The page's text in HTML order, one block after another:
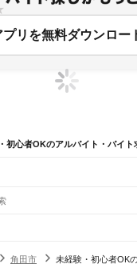
プリを無料ダウンロー
初心者OKのアルバイト・バイト
OK 役所 宮城県 未経験・初心者
角田市 未経験・初心者OK